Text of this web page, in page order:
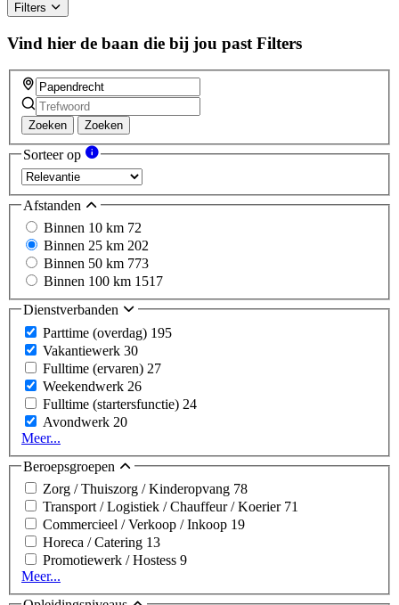
Filters
Vind hier de baan die bij jou past Filters
Zoeken Zoeken
Sorteer op
Afstanden
Binnen 10 km 72
Binnen 25 km 202
Binnen 50 km 773
Binnen 100 km 1517
Dienstverbanden
Parttime (overdag) 195
Vakantiewerk 30
Fulltime (ervaren) 27
Weekendwerk 26
Fulltime (startersfunctie) 24
Avondwerk 20
Meer...
Beroepsgroepen
Zorg / Thuiszorg / Kinderopvang 78
Transport / Logistiek / Chauffeur / Koerier 71
Commercieel / Verkoop / Inkoop 19
Horeca / Catering 13
Promotiewerk / Hostess 9
Meer...